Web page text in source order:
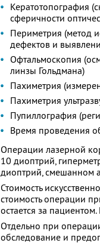
Кератотопография
сферичности
Периметрия (метод
дефектов и
Офтальмоскопия
линзы Гольдмана)
Пахиметрия
Пахиметрия
Пупиллография
Время проведения
Операции лазерной
10 диоптрий,
диоптрий, смешанном
Стоимость
стоимость операции
остается за
Отдельно при
обследование и